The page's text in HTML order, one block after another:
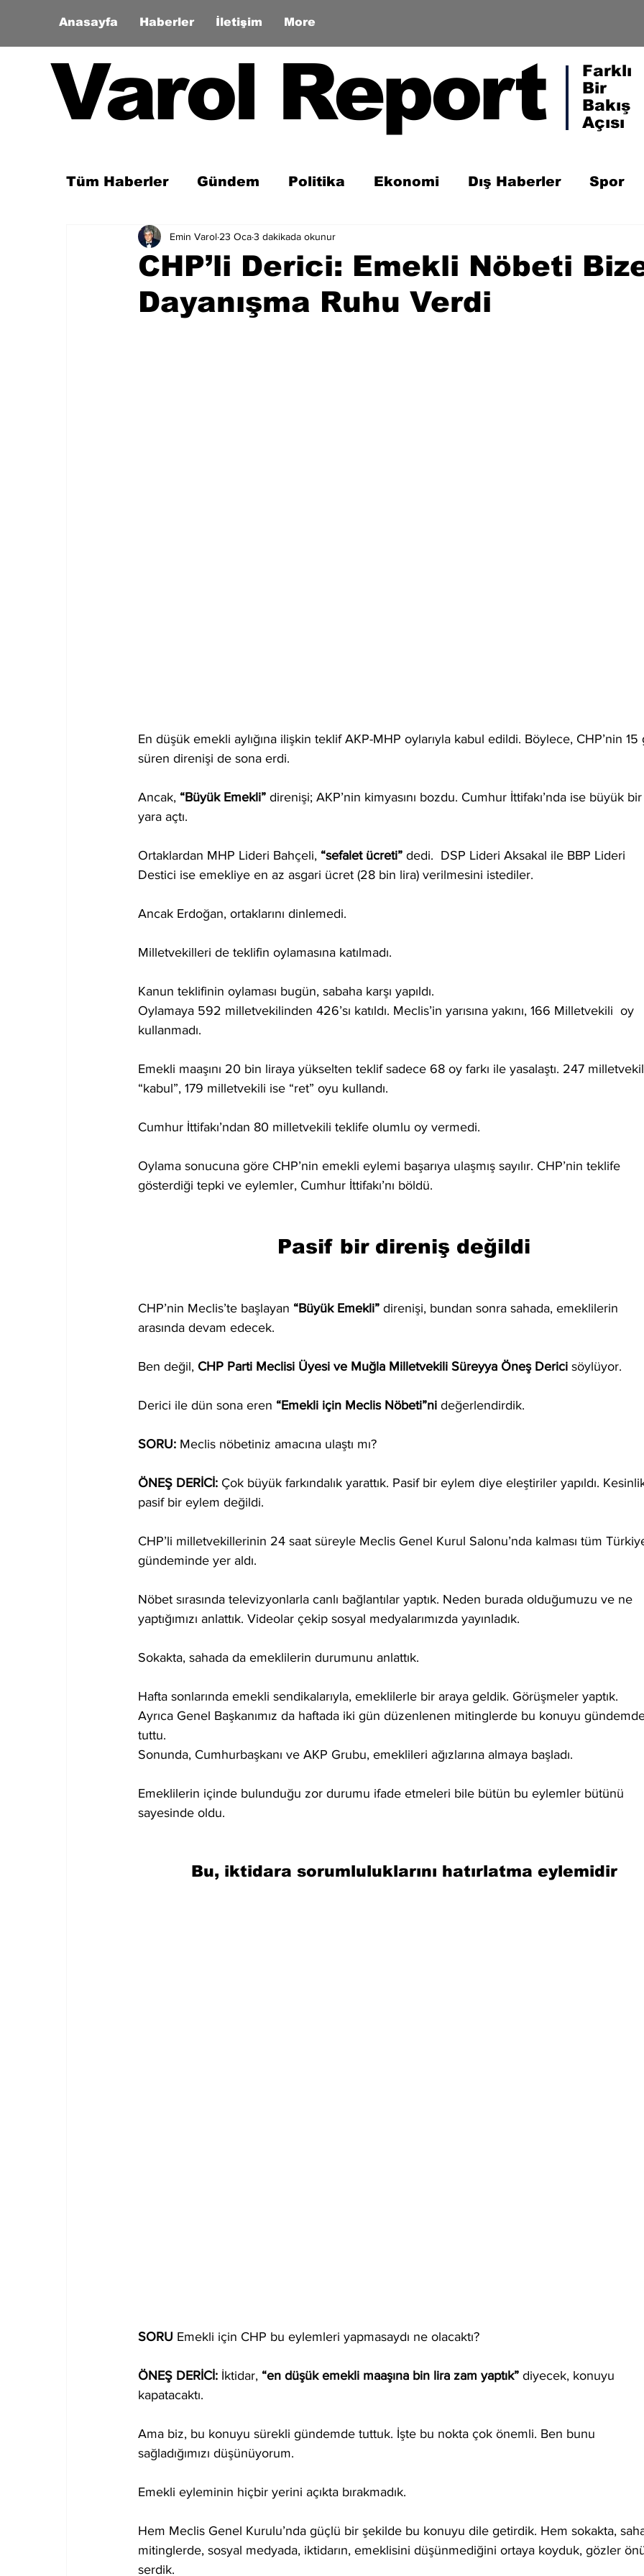
Anasayfa Haberler İletişim More
Varol Report
Farklı
Bir
Bakış
Açısı
Tüm Haberler Gündem Politika Ekonomi Dış Haberler Spor
Son Dakika Zaman Tüneli
CHP’li Derici: Emekli Nöbeti
Dayanışma Ruhu Verdi
Emin Varol 23 Oca3 dakikada okunur
En düşük emekli aylığına ilişkin teklif AKP-MHP oylarıyla kabul edildi. Böylece, CHP’nin
süren direnişi de sona erdi.
Ancak, “Büyük Emekli” direnişi; AKP’nin kimyasını bozdu. Cumhur İttifakı’nda ise büyük
yara açtı.
Ortaklardan MHP Lideri Bahçeli, “sefalet ücreti” dedi.  DSP Lideri Aksakal ile BBP Lideri
Destici ise emekliye en az asgari ücret (28 bin lira) verilmesini istediler.
Ancak Erdoğan, ortaklarını dinlemedi.
Milletvekilleri de teklifin oylamasına katılmadı.
Kanun teklifinin oylaması bugün, sabaha karşı yapıldı.
Oylamaya 592 milletvekilinden 426’sı katıldı. Meclis’in yarısına yakını, 166 Milletvekili  oy
kullanmadı.
Emekli maaşını 20 bin liraya yükselten teklif sadece 68 oy farkı ile yasalaştı. 247
“kabul”, 179 milletvekili ise “ret” oyu kullandı.
Cumhur İttifakı’ndan 80 milletvekili teklife olumlu oy vermedi.
Oylama sonucuna göre CHP’nin emekli eylemi başarıya ulaşmış sayılır. CHP’nin teklife
gösterdiği tepki ve eylemler, Cumhur İttifakı’nı böldü.
Pasif bir direniş değildi
CHP’nin Meclis’te başlayan “Büyük Emekli” direnişi, bundan sonra sahada, emeklilerin
arasında devam edecek.
Ben değil, CHP Parti Meclisi Üyesi ve Muğla Milletvekili Süreyya Öneş Derici söylüyor.
Derici ile dün sona eren “Emekli için Meclis Nöbeti”ni değerlendirdik.
SORU: Meclis nöbetiniz amacına ulaştı mı?
ÖNEŞ DERİCİ: Çok büyük farkındalık yarattık. Pasif bir eylem diye eleştiriler yapıldı.
pasif bir eylem değildi.
CHP’li milletvekillerinin 24 saat süreyle Meclis Genel Kurul Salonu’nda kalması tüm
gündeminde yer aldı.
Nöbet sırasında televizyonlarla canlı bağlantılar yaptık. Neden burada olduğumuzu ve ne
yaptığımızı anlattık. Videolar çekip sosyal medyalarımızda yayınladık.
Sokakta, sahada da emeklilerin durumunu anlattık.
Hafta sonlarında emekli sendikalarıyla, emeklilerle bir araya geldik. Görüşmeler yaptık.
Ayrıca Genel Başkanımız da haftada iki gün düzenlenen mitinglerde bu konuyu
tuttu.
Sonunda, Cumhurbaşkanı ve AKP Grubu, emeklileri ağızlarına almaya başladı.
Emeklilerin içinde bulunduğu zor durumu ifade etmeleri bile bütün bu eylemler bütünü
sayesinde oldu.
Bu, iktidara sorumluluklarını hatırlatma eylemidir
SORU Emekli için CHP bu eylemleri yapmasaydı ne olacaktı?
ÖNEŞ DERİCİ: İktidar, “en düşük emekli maaşına bin lira zam yaptık” diyecek, konuyu
kapatacaktı.
Ama biz, bu konuyu sürekli gündemde tuttuk. İşte bu nokta çok önemli. Ben bunu
sağladığımızı düşünüyorum.
Emekli eyleminin hiçbir yerini açıkta bırakmadık.
Hem Meclis Genel Kurulu’nda güçlü bir şekilde bu konuyu dile getirdik. Hem sokakta,
mitinglerde, sosyal medyada, iktidarın, emeklisini düşünmediğini ortaya koyduk, gözler
serdik.